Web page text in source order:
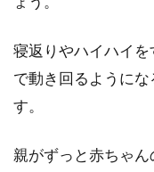
寝返りやハイハイ
で動き回るように
す。
親がずっと赤ちゃ